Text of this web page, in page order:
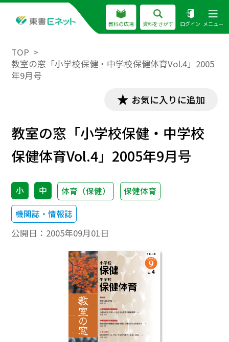
教科の広場 資料をさがす ログイン メニュー
TOP
教室の窓「小学校保健・中学校保健体育Vol.4」2005
年9月号
お気に入りに追加
教室の窓「小学校保健・中学校
保健体育Vol.4」2005年9月号
小 中 体育（保健）
保健体育
機関誌・情報誌
公開日： 2005年09月01日